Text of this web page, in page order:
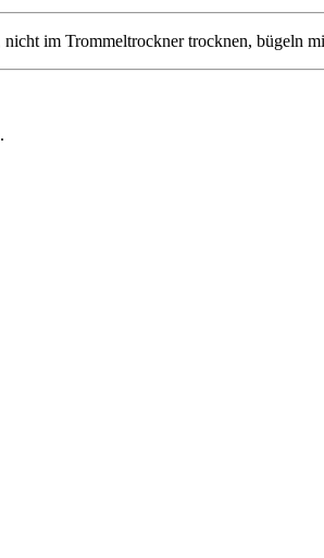
im Trommeltrockner trocknen, bügeln